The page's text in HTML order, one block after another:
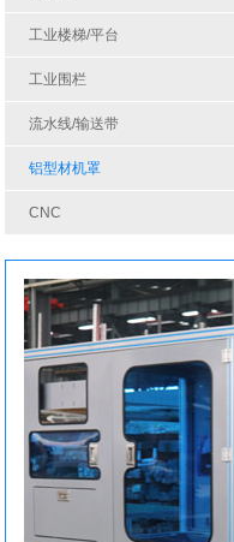
工业楼梯/平台
工业围栏
流水线/输送带
铝型材机罩
CNC